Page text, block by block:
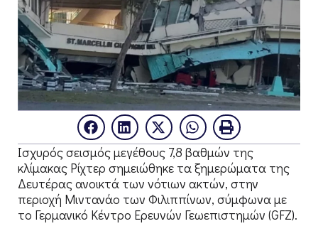
Ισχυρός σεισμός μεγέθους 7,8 βαθμών της
κλίμακας Ρίχτερ σημειώθηκε τα ξημερώματα της
Δευτέρας ανοικτά των νότιων ακτών, στην
περιοχή Μιντανάο των Φιλιππίνων, σύμφωνα με
το Γερμανικό Κέντρο Ερευνών Γεωεπιστημών (GFZ).